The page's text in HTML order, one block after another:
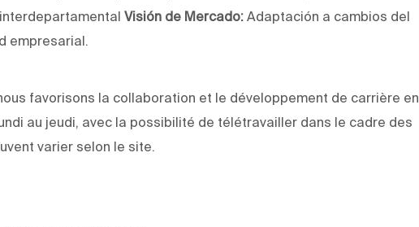
Visión de Mercado: Adaptación a cambios del
empresarial.
favorisons la collaboration et le développement de carrière en
au jeudi, avec la possibilité de télétravailler dans le cadre des
varier selon le site.